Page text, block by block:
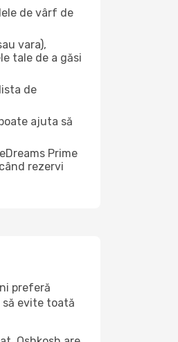
de vârf de
vara),
tale de a găsi
de
ajuta să
Prime
rezervi
preferă
să evite toată